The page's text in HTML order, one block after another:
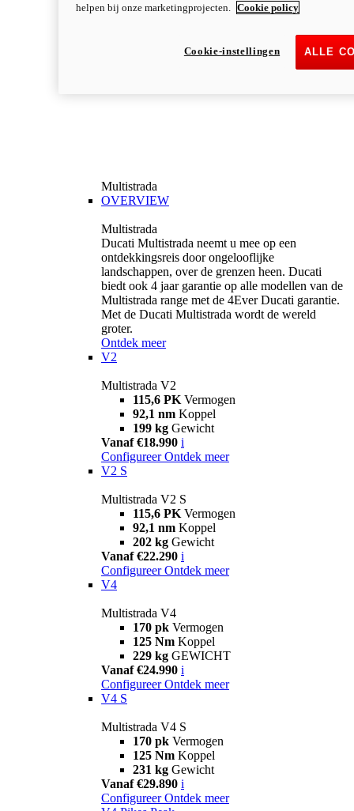
Multistrada
OVERVIEW
Multistrada
Ducati Multistrada neemt u mee op een
ontdekkingsreis door ongelooflijke
landschappen, over de grenzen heen. Ducati
biedt ook 4 jaar garantie op alle modellen van de
Multistrada range met de 4Ever Ducati garantie.
Met de Ducati Multistrada wordt de wereld
groter.
Ontdek meer
V2
Multistrada V2
115,6 PK Vermogen
92,1 nm Koppel
199 kg Gewicht
Vanaf €18.990 i
Configureer Ontdek meer
V2 S
Multistrada V2 S
115,6 PK Vermogen
92,1 nm Koppel
202 kg Gewicht
Vanaf €22.290 i
Configureer Ontdek meer
V4
Multistrada V4
170 pk Vermogen
125 Nm Koppel
229 kg GEWICHT
Vanaf €24.990 i
Configureer Ontdek meer
V4 S
Multistrada V4 S
170 pk Vermogen
125 Nm Koppel
231 kg Gewicht
Vanaf €29.890 i
Configureer Ontdek meer
helpen bij onze marketingprojecten.
Cookie policy
ALLE
Cookie-instellingen